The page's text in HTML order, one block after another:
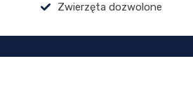
Zwierzęta dozwolone